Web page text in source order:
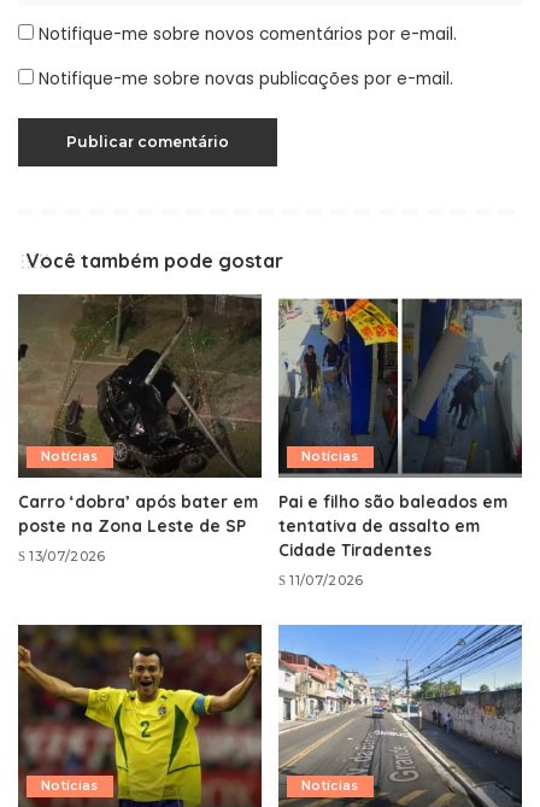
Notifique-me sobre novos comentários por e-mail.
Notifique-me sobre novas publicações por e-mail.
Você também pode gostar
Notícias
Carro ‘dobra’ após bater em
poste na Zona Leste de SP
13/07/2026
Notícias
Pai e filho são baleados em
tentativa de assalto em
Cidade Tiradentes
11/07/2026
Notícias Notícias